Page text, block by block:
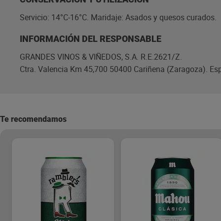
Servicio: 14°C-16°C. Maridaje: Asados y quesos curados.
INFORMACIÓN DEL RESPONSABLE
GRANDES VINOS & VIÑEDOS, S.A. R.E.2621/Z.
Ctra. Valencia Km 45,700 50400 Cariñena (Zaragoza).
Te recomendamos